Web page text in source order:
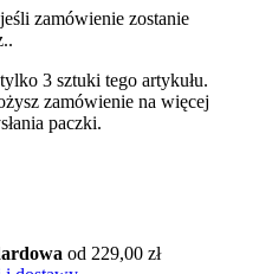
zamówienie zostanie
.
3 sztuki tego artykułu.
zamówienie na więcej
paczki.
od 229,00 zł